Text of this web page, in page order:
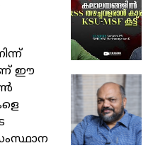
ഈ